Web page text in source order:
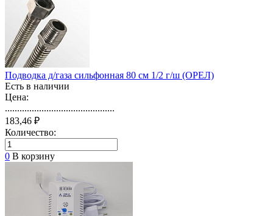
Подводка д/газа сильфонная 80 см 1/2 г/ш (ОРЕЛ)
Есть в наличии
Цена:
.............................................
183,46 ₽
Количество:
0 В корзину